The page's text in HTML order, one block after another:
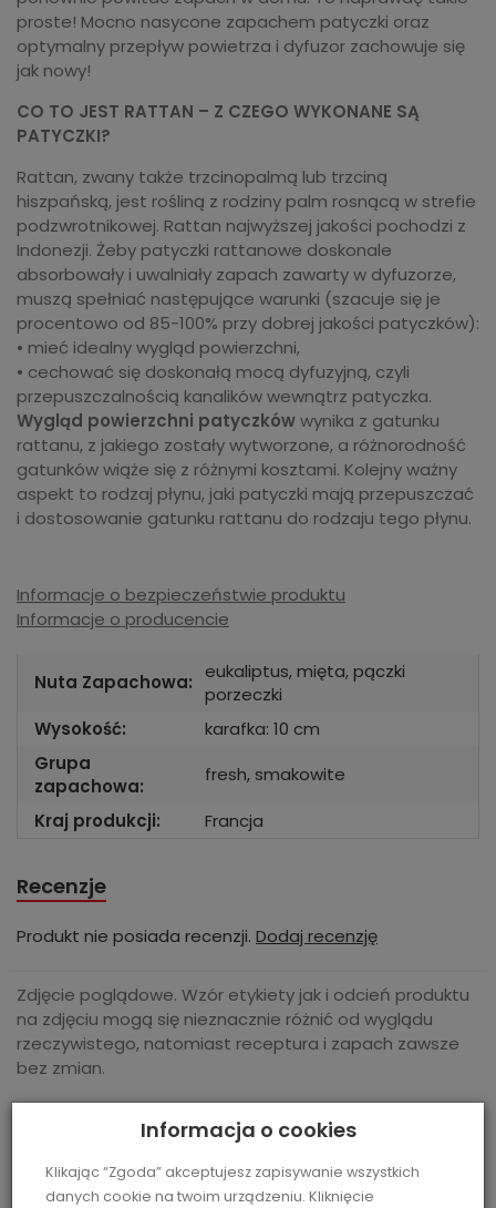
proste! Mocno nasycone zapachem patyczki oraz
optymalny przepływ powietrza i dyfuzor zachowuje się
jak nowy!
CO TO JEST RATTAN – Z CZEGO WYKONANE SĄ
PATYCZKI?
Rattan, zwany także trzcinopalmą lub trzciną
hiszpańską, jest rośliną z rodziny palm rosnącą w strefie
podzwrotnikowej. Rattan najwyższej jakości pochodzi z
Indonezji. Żeby patyczki rattanowe doskonale
absorbowały i uwalniały zapach zawarty w dyfuzorze,
muszą spełniać następujące warunki (szacuje się je
procentowo od 85-100% przy dobrej jakości patyczków):
• mieć idealny wygląd powierzchni,
• cechować się doskonałą mocą dyfuzyjną, czyli
przepuszczalnością kanalików wewnątrz patyczka.
Wygląd powierzchni patyczkówwynika z gatunku
rattanu, z jakiego zostały wytworzone, a różnorodność
gatunków wiąże się z różnymi kosztami. Kolejny ważny
aspekt to rodzaj płynu, jaki patyczki mają przepuszczać
i dostosowanie gatunku rattanu do rodzaju tego płynu.
Informacja o cookies
Klikając “Zgoda” akceptujesz zapisywanie wszystkich
danych cookie na twoim urządzeniu. Kliknięcie
Informacje o bezpieczeństwie produktu
Informacje o producencie
Nuta Zapachowa:
eukaliptus, mięta, pączki
porzeczki
Wysokość:
karafka: 10 cm
Grupa
zapachowa:
fresh, smakowite
Kraj produkcji:
Francja
Recenzje
Produkt nie posiada recenzji. Dodaj recenzję
Zdjęcie poglądowe. Wzór etykiety jak i odcień produktu
na zdjęciu mogą się nieznacznie różnić od wyglądu
rzeczywistego, natomiast receptura i zapach zawsze
bez zmian.
Polecane produkty